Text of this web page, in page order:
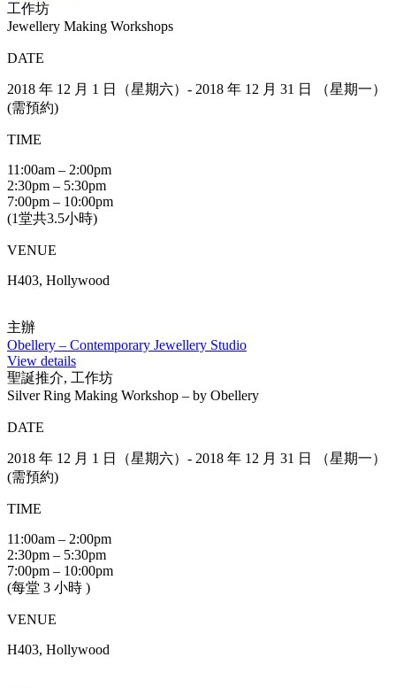
工作坊
Jewellery Making Workshops
DATE
2018 年 12 月 1 日（星期六）- 2018 年 12 月 31 日 （星期一）
(需預約)
TIME
11:00am – 2:00pm
2:30pm – 5:30pm
7:00pm – 10:00pm
(1堂共3.5小時)
VENUE
H403, Hollywood
主辦
Obellery – Contemporary Jewellery Studio
View details
聖誕推介, 工作坊
Silver Ring Making Workshop – by Obellery
DATE
2018 年 12 月 1 日（星期六）- 2018 年 12 月 31 日 （星期一）
(需預約)
TIME
11:00am – 2:00pm
2:30pm – 5:30pm
7:00pm – 10:00pm
(每堂 3 小時 )
VENUE
H403, Hollywood